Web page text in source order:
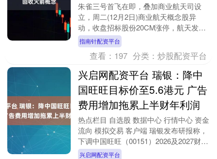
朱雀三号首飞在即，叠加商业航天司设
立，周二(12月2日)商业航天概念股异
动，收盘招标股份20CM涨停，航天发
展、通宇通讯等多股涨停。 消息面上，
朱雀三号首飞时间....
指南针配资平台
查看： 197 分类：炒股配资平台
兴启网配资平台 瑞银：降中
国旺旺目标价至5.6港元 广告
费用增加拖累上半财年利润
热点栏目 自选股 数据中心 行情中心 资金
流向 模拟交易 客户端 瑞银发布研报称，
下调中国旺旺（00151）2026及2027财年
净利润预测9%及8%； 料20....
兴启网配资平台